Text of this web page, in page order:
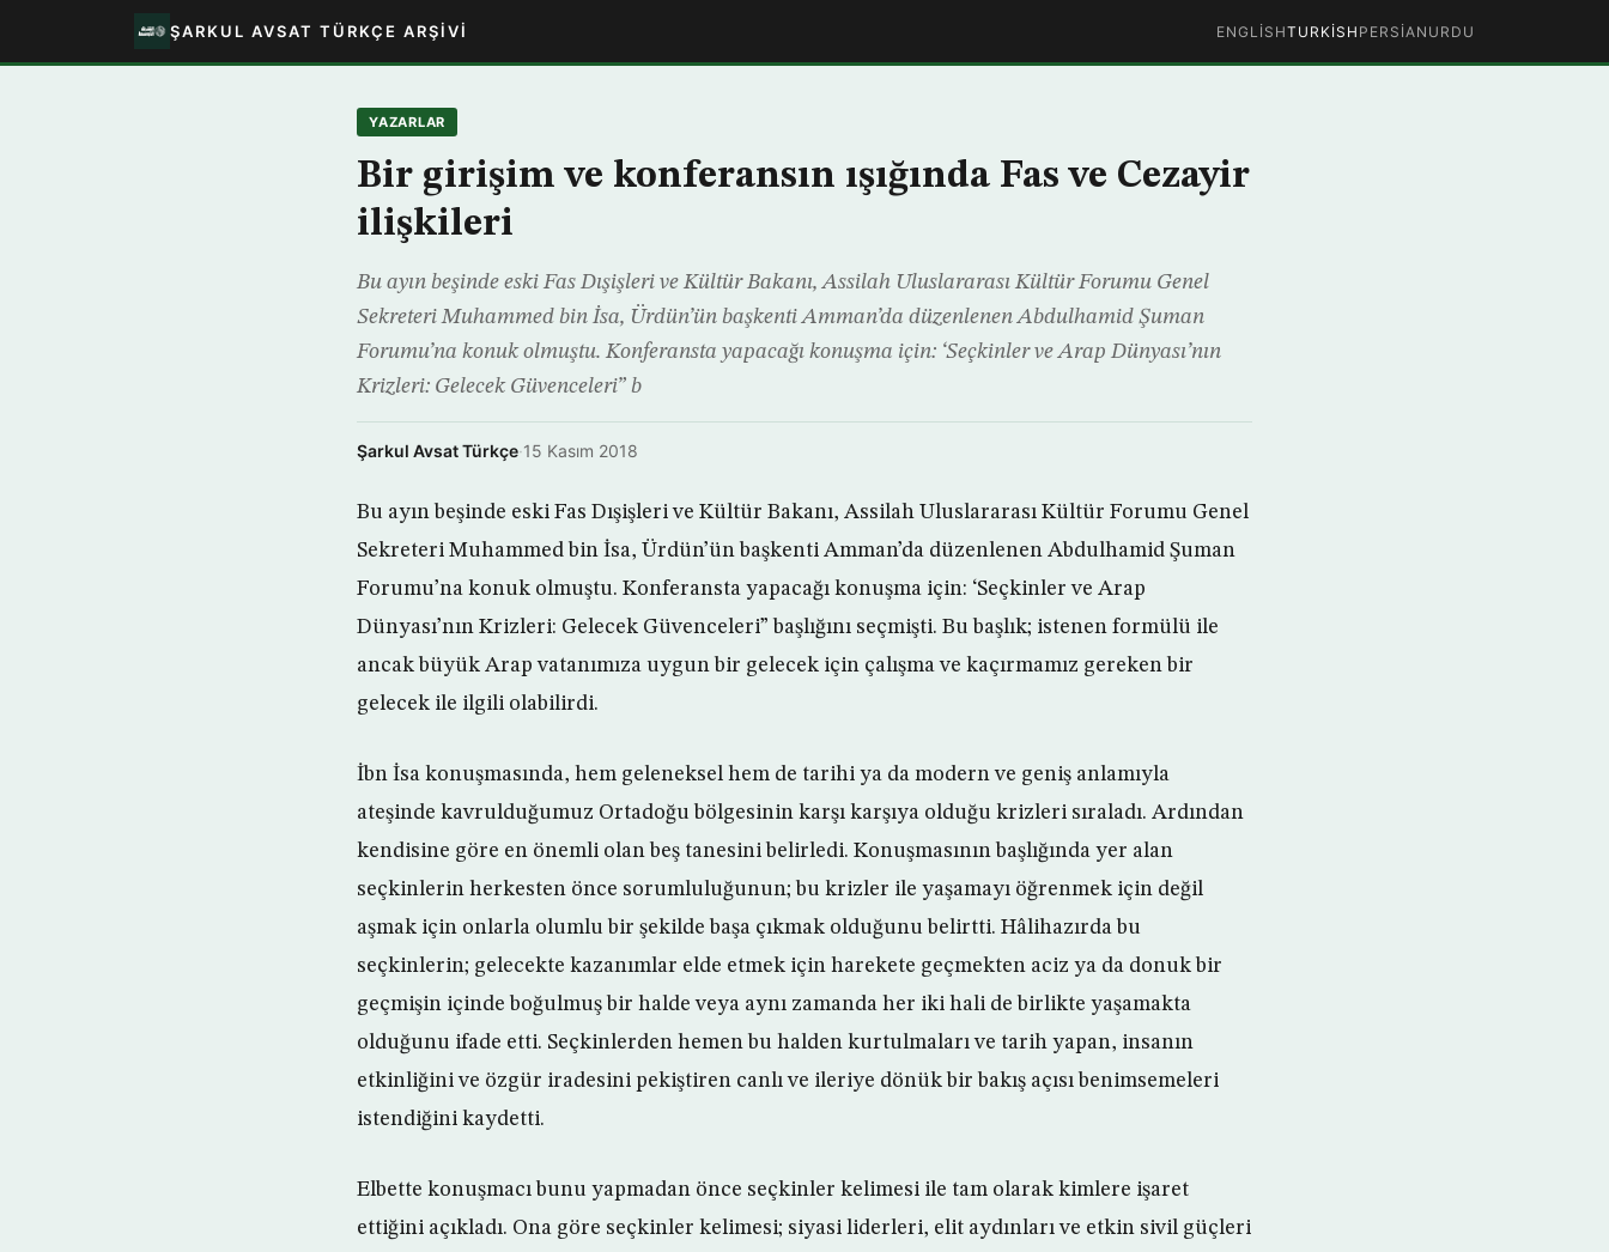
ŞARKUL AVSAT TÜRKÇE ARŞIVI ENGLISHTURKISH PERSIAN URDU
YAZARLAR
Bir girişim ve konferansın ışığında Fas ve Cezayir
ilişkileri
Bu ayın beşinde eski Fas Dışişleri ve Kültür Bakanı, Assilah Uluslararası Kültür Forumu Genel
Sekreteri Muhammed bin İsa, Ürdün’ün başkenti Amman’da düzenlenen Abdulhamid Şuman
Forumu’na konuk olmuştu. Konferansta yapacağı konuşma için: ‘Seçkinler ve Arap Dünyası’nın
Krizleri: Gelecek Güvenceleri” b
Şarkul Avsat Türkçe·15 Kasım 2018
Bu ayın beşinde eski Fas Dışişleri ve Kültür Bakanı, Assilah Uluslararası Kültür Forumu Genel
Sekreteri Muhammed bin İsa, Ürdün’ün başkenti Amman’da düzenlenen Abdulhamid Şuman
Forumu’na konuk olmuştu. Konferansta yapacağı konuşma için: ‘Seçkinler ve Arap
Dünyası’nın Krizleri: Gelecek Güvenceleri” başlığını seçmişti. Bu başlık; istenen formülü ile
ancak büyük Arap vatanımıza uygun bir gelecek için çalışma ve kaçırmamız gereken bir
gelecek ile ilgili olabilirdi.
İbn İsa konuşmasında, hem geleneksel hem de tarihi ya da modern ve geniş anlamıyla
ateşinde kavrulduğumuz Ortadoğu bölgesinin karşı karşıya olduğu krizleri sıraladı. Ardından
kendisine göre en önemli olan beş tanesini belirledi. Konuşmasının başlığında yer alan
seçkinlerin herkesten önce sorumluluğunun; bu krizler ile yaşamayı öğrenmek için değil
aşmak için onlarla olumlu bir şekilde başa çıkmak olduğunu belirtti. Hâlihazırda bu
seçkinlerin; gelecekte kazanımlar elde etmek için harekete geçmekten aciz ya da donuk bir
geçmişin içinde boğulmuş bir halde veya aynı zamanda her iki hali de birlikte yaşamakta
olduğunu ifade etti. Seçkinlerden hemen bu halden kurtulmaları ve tarih yapan, insanın
etkinliğini ve özgür iradesini pekiştiren canlı ve ileriye dönük bir bakış açısı benimsemeleri
istendiğini kaydetti.
Elbette konuşmacı bunu yapmadan önce seçkinler kelimesi ile tam olarak kimlere işaret
ettiğini açıkladı. Ona göre seçkinler kelimesi; siyasi liderleri, elit aydınları ve etkin sivil güçleri